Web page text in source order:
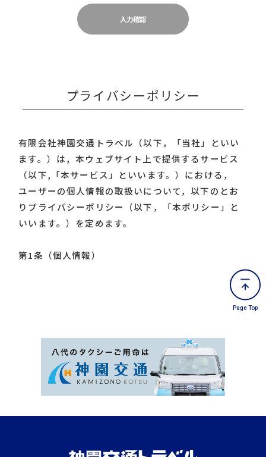
入力確認
プライバシーポリシー
有限会社神園交通トラベル（以下，「当社」といい
ます。）は，本ウェブサイト上で提供するサービス
（以下,「本サービス」といいます。）における，
ユーザーの個人情報の取扱いについて，以下のとお
りプライバシーポリシー（以下，「本ポリシー」と
いいます。）を定めます。
第1条（個人情報）
「個人情報」とは，個人情報保護法にいう「個人情
報」を指すものとし，生存する個人に関する情報で
個人を識別できる情報及び容貌，指紋，声紋にかか
るデータ，及び健康保険証の保険者番号などの当該
情報単体から特定の個人を識別できる情報（個人識
別情報）を指します。
第2条（個人情報の収集方法）
月日，住所，電話番号，メールアドレス，銀行口座
Page Top